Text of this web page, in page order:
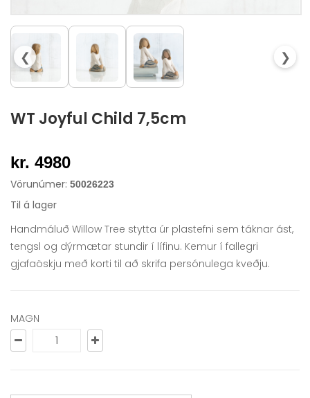
❮ ❯
WT Joyful Child 7,5cm
kr. 4980
Vörunúmer: 50026223
Til á lager
Handmáluð Willow Tree stytta úr plastefni sem táknar ást,
tengsl og dýrmætar stundir í lífinu. Kemur í fallegri
gjafaöskju með korti til að skrifa persónulega kveðju.
MAGN